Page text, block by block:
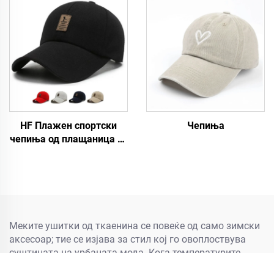
HF Плажен спортски
чепиња од плащаница со
Чепиња
Меките ушитки од ткаенина се повеќе од само зимски
аксесоар; тие се изјава за стил кој го овоплоствува